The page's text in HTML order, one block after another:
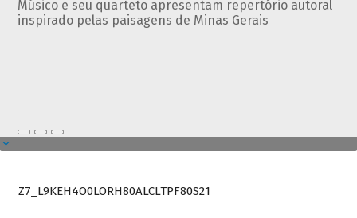
Músico e seu quarteto apresentam repertório autoral
inspirado pelas paisagens de Minas Gerais
Z7_L9KEH4O0LORH80ALCLTPF80S21